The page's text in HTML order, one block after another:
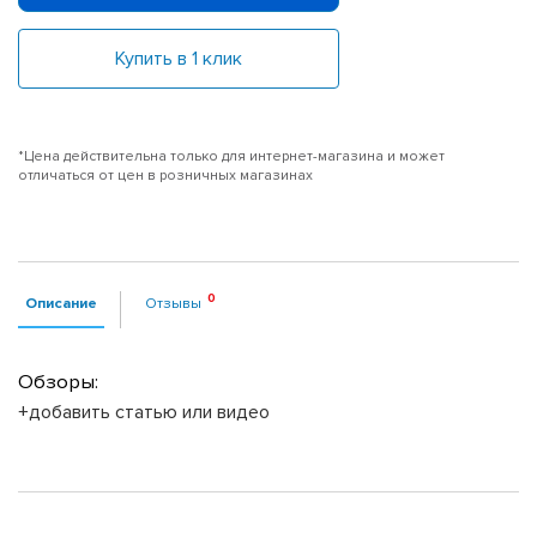
Купить в 1 клик
*Цена действительна только для интернет-магазина и может
отличаться от цен в розничных магазинах
Описание Отзывы
Обзоры:
+добавить статью или видео